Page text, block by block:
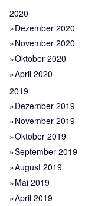
2020
Dezember 2020
November 2020
Oktober 2020
April 2020
2019
Dezember 2019
November 2019
Oktober 2019
September 2019
August 2019
Mai 2019
April 2019